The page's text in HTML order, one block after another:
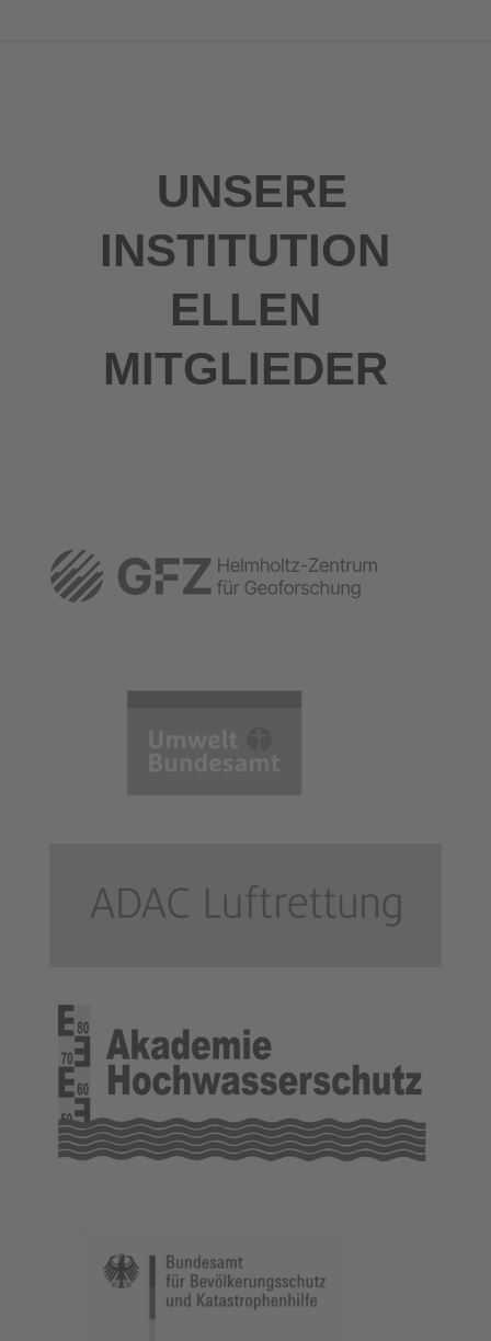
UNSERE
INSTITUTION
ELLEN
MITGLIEDER